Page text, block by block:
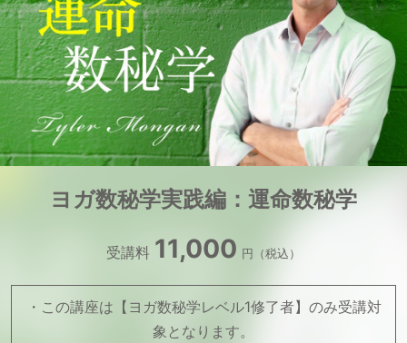
ヨガ数秘学実践編：運命数秘学
受講料 11,000 円（税込）
・この講座は【ヨガ数秘学レベル1修了者】のみ受講対
象となります。